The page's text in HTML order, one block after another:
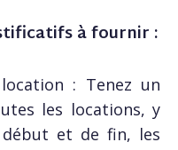
à fournir :
: Tenez un
les locations, y
et de fin, les